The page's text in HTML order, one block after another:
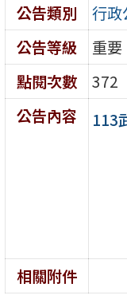
公告類別
行政
公告等級
重要
點閱次數
372
公告內容
113
相關附件